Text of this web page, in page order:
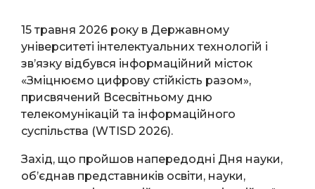
15 травня 2026 року в Державному
університеті інтелектуальних технологій і
зв’язку відбувся інформаційний місток
«Зміцнюємо цифрову стійкість разом»,
присвячений Всесвітньому дню
телекомунікацій та інформаційного
суспільства (WTISD 2026).
Захід, що пройшов напередодні Дня науки,
об’єднав представників освіти, науки,